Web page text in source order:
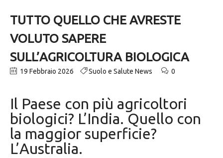
TUTTO QUELLO CHE AVRESTE
VOLUTO SAPERE
SULL’AGRICOLTURA BIOLOGICA
19 Febbraio 2026 Suolo e Salute News 0
Il Paese con più agricoltori
biologici? L’India. Quello con
la maggior superficie?
L’Australia.